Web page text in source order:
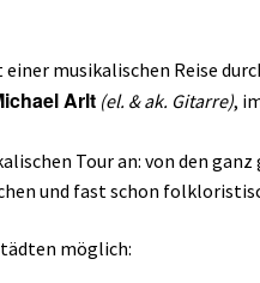
musikalischen Reise
Arlt (el. & ak. Gitarre),
Tour an: von den
und fast schon
möglich: